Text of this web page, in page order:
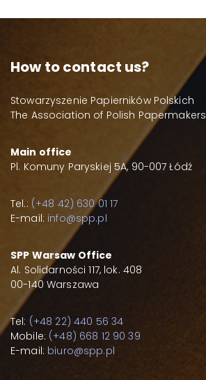
How to contact us?
Stowarzyszenie Papierników Polskich
The Association of Polish Papermakers
Main office
Pl. Komuny Paryskiej 5A, 90-007 Łódź
Tel.: (+48 42) 630 01 17
E-mail: info@spp.pl
SPP Warsaw Office
Al. Solidarności 117, lok. 408
00-140 Warszawa
Tel: (+48 22) 440 56 34
Mobile: (+48) 668 12 90 39
E-mail: biuro@spp.pl